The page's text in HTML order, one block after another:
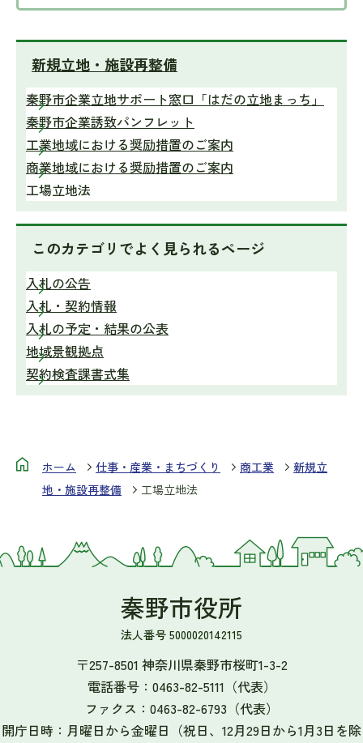
新規立地・施設再整備
秦野市企業立地サポート窓口「はだの立地まっち」
秦野市企業誘致パンフレット
工業地域における奨励措置のご案内
商業地域における奨励措置のご案内
工場立地法
このカテゴリでよく見られるページ
入札の公告
入札・契約情報
入札の予定・結果の公表
地域景観拠点
契約検査課書式集
ホーム 仕事・産業・まちづくり 商工業
新規立
地・施設再整備
工場立地法
秦野市役所
法人番号 5000020142115
〒257-8501 神奈川県秦野市桜町1-3-2
電話番号： 0463-82-5111 （代表）
ファクス： 0463-82-6793 （代表）
開庁日時：月曜日から金曜日（祝日、12月29日から1月3日を除